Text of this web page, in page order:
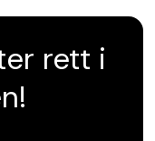
rett i